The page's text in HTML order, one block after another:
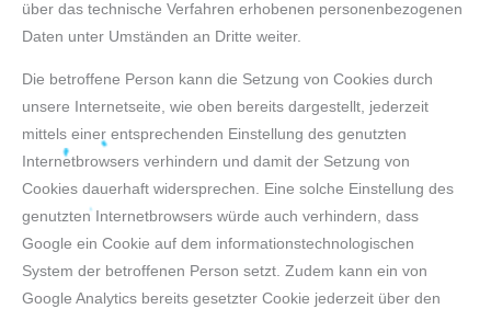
über das technische Verfahren erhobenen personenbezogenen
Daten unter Umständen an Dritte weiter.
Die betroffene Person kann die Setzung von Cookies durch
unsere Internetseite, wie oben bereits dargestellt, jederzeit
mittels einer entsprechenden Einstellung des genutzten
Internetbrowsers verhindern und damit der Setzung von
Cookies dauerhaft widersprechen. Eine solche Einstellung des
genutzten Internetbrowsers würde auch verhindern, dass
Google ein Cookie auf dem informationstechnologischen
System der betroffenen Person setzt. Zudem kann ein von
Google Analytics bereits gesetzter Cookie jederzeit über den